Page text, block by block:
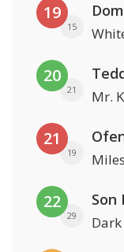
19
15
20
21 Mr.
21
19
22
29
Son